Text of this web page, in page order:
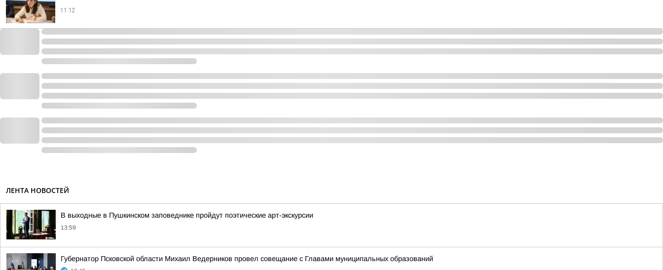
11:12
ЛЕНТА НОВОСТЕЙ
В выходные в Пушкинском заповеднике пройдут поэтические арт-экскурсии
13:59
Губернатор Псковской области Михаил Ведерников провел совещание с Главами муниципальных образований